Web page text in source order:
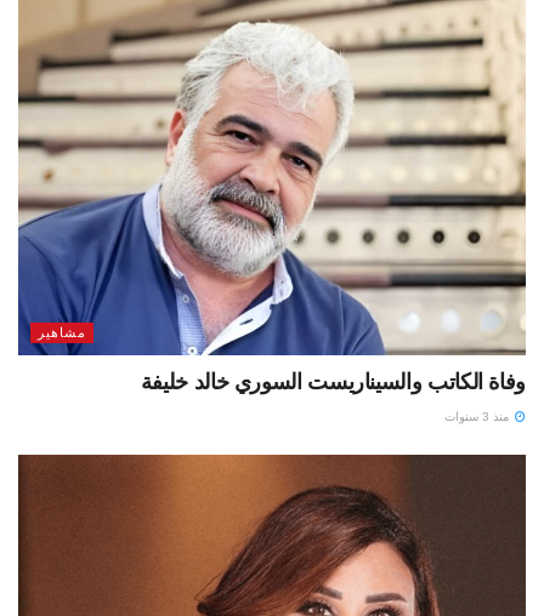
مشاهير
وفاة الكاتب والسيناريست السوري خالد خليفة
منذ 3 سنوات